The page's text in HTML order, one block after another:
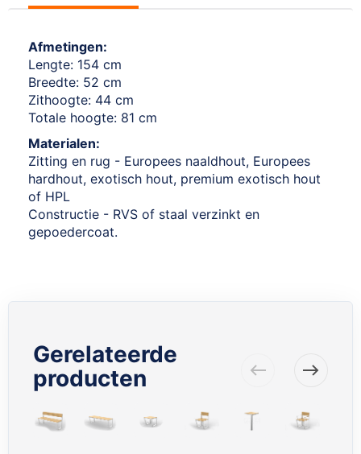
Afmetingen:
Lengte: 154 cm
Breedte: 52 cm
Zithoogte: 44 cm
Totale hoogte: 81 cm
Materialen:
Zitting en rug - Europees naaldhout, Europees
hardhout, exotisch hout, premium exotisch hout
of HPL
Constructie - RVS of staal verzinkt en
gepoedercoat.
Gerelateerde
producten
carousel